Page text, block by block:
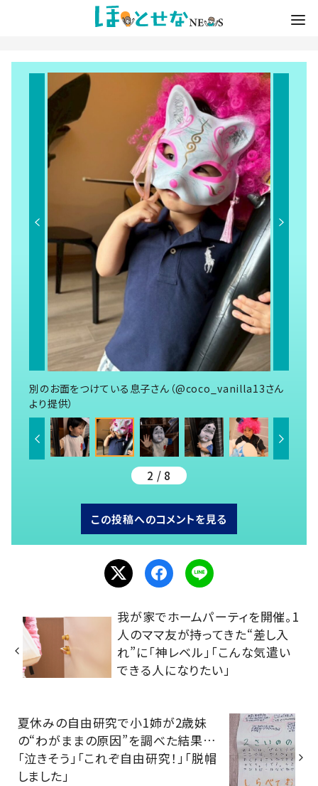
別のお面をつけている息子さん（@coco_vanilla13さん
より提供）
2 / 8
この投稿へのコメントを見る
我が家でホームパーティを開催。1
人のママ友が持ってきた“差し入
れ”に「神レベル」「こんな気遣い
できる人になりたい」
夏休みの自由研究で小1姉が2歳妹
の“わがままの原因”を調べた結果…
「泣きそう」「これぞ自由研究！」「脱帽
しました」